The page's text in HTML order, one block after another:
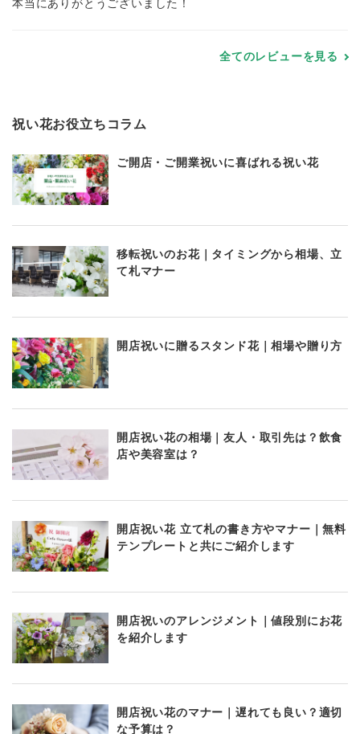
本当にありがとうございました！
全てのレビューを見る
祝い花お役立ちコラム
ご開店・ご開業祝いに喜ばれる祝い花
移転祝いのお花｜タイミングから相場、立
て札マナー
開店祝いに贈るスタンド花｜相場や贈り方
開店祝い花の相場｜友人・取引先は？飲食
店や美容室は？
開店祝い花 立て札の書き方やマナー｜無料
テンプレートと共にご紹介します
開店祝いのアレンジメント｜値段別にお花
を紹介します
開店祝い花のマナー｜遅れても良い？適切
な予算は？